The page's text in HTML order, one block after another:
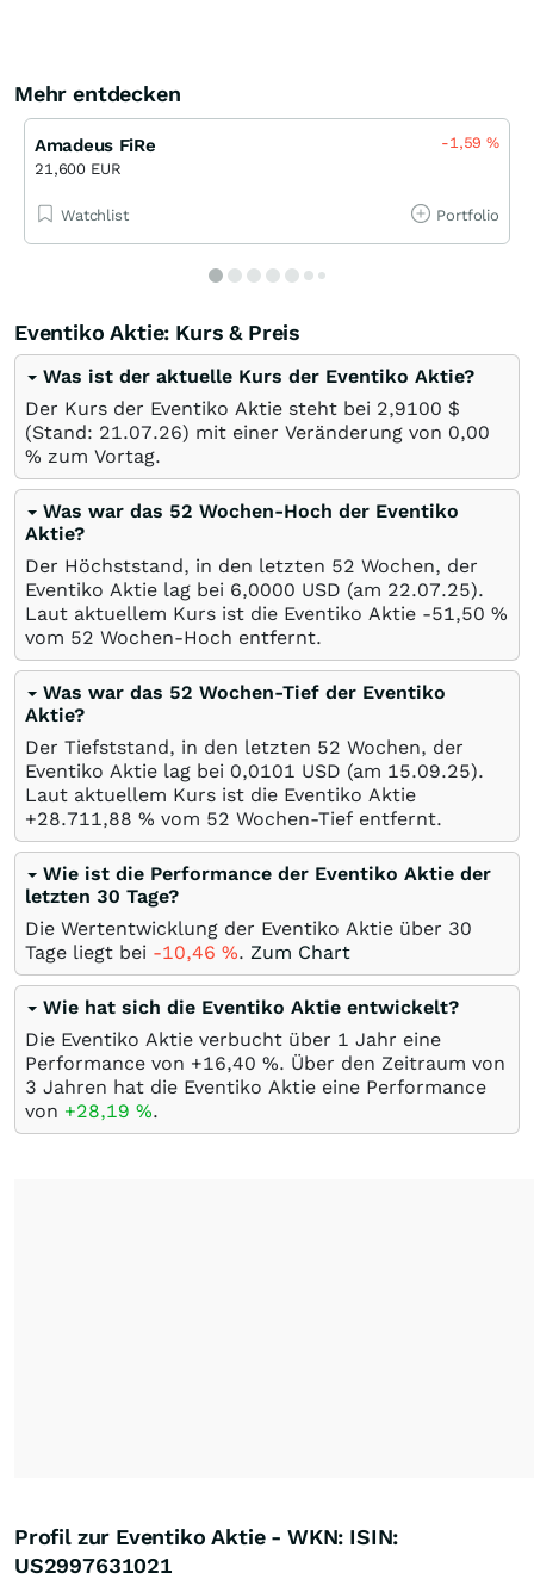
Mehr entdecken
Amadeus FiRe
21,600 EUR
-1,59%
Watchlist Portfolio
Eventiko Aktie: Kurs & Preis
Was ist der aktuelle Kurs der Eventiko Aktie?
Der Kurs der Eventiko Aktie steht bei 2,9100 $
(Stand: 21.07.26) mit einer Veränderung von 0,00
% zum Vortag.
Was war das 52 Wochen-Hoch der Eventiko
Aktie?
Der Höchststand, in den letzten 52 Wochen, der
Eventiko Aktie lag bei 6,0000 USD (am 22.07.25).
Laut aktuellem Kurs ist die Eventiko Aktie -51,50 %
vom 52 Wochen-Hoch entfernt.
Was war das 52 Wochen-Tief der Eventiko
Aktie?
Der Tiefststand, in den letzten 52 Wochen, der
Eventiko Aktie lag bei 0,0101 USD (am 15.09.25).
Laut aktuellem Kurs ist die Eventiko Aktie
+28.711,88 % vom 52 Wochen-Tief entfernt.
Wie ist die Performance der Eventiko Aktie der
letzten 30 Tage?
Die Wertentwicklung der Eventiko Aktie über 30
Tage liegt bei -10,46 %. Zum Chart
Wie hat sich die Eventiko Aktie entwickelt?
Die Eventiko Aktie verbucht über 1 Jahr eine
Performance von +16,40 %. Über den Zeitraum von
3 Jahren hat die Eventiko Aktie eine Performance
von +28,19 %.
Profil zur Eventiko Aktie - WKN: ISIN:
US2997631021